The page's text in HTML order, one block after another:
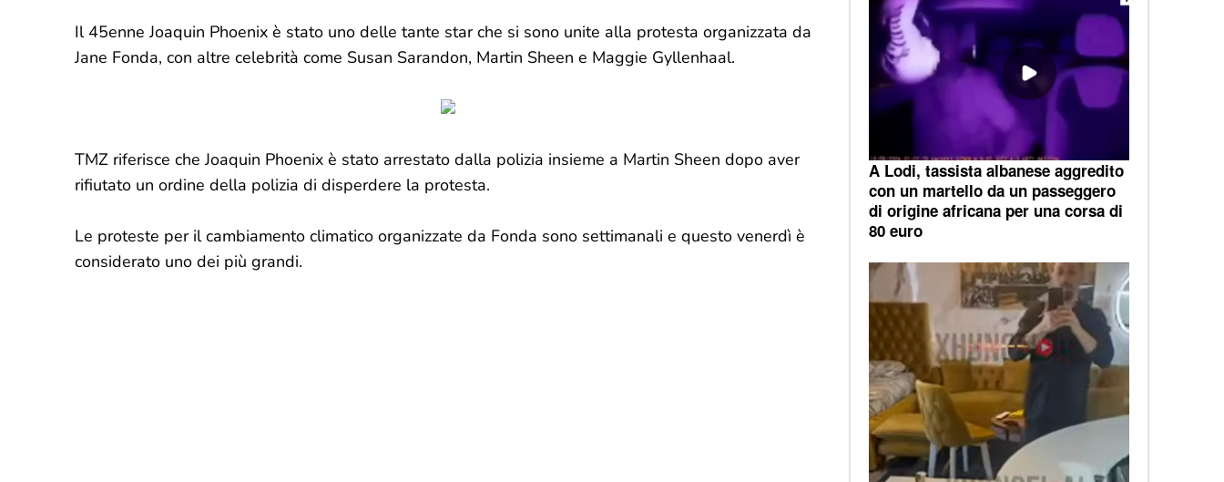
Il 45enne Joaquin Phoenix è stato uno delle tante star che si sono unite alla protesta organizzata da
Jane Fonda, con altre celebrità come Susan Sarandon, Martin Sheen e Maggie Gyllenhaal.
TMZ riferisce che Joaquin Phoenix è stato arrestato dalla polizia insieme a Martin Sheen dopo aver
rifiutato un ordine della polizia di disperdere la protesta.
Le proteste per il cambiamento climatico organizzate da Fonda sono settimanali e questo venerdì è
considerato uno dei più grandi.
A Lodi, tassista albanese aggredito
con un martello da un passeggero
di origine africana per una corsa di
80 euro